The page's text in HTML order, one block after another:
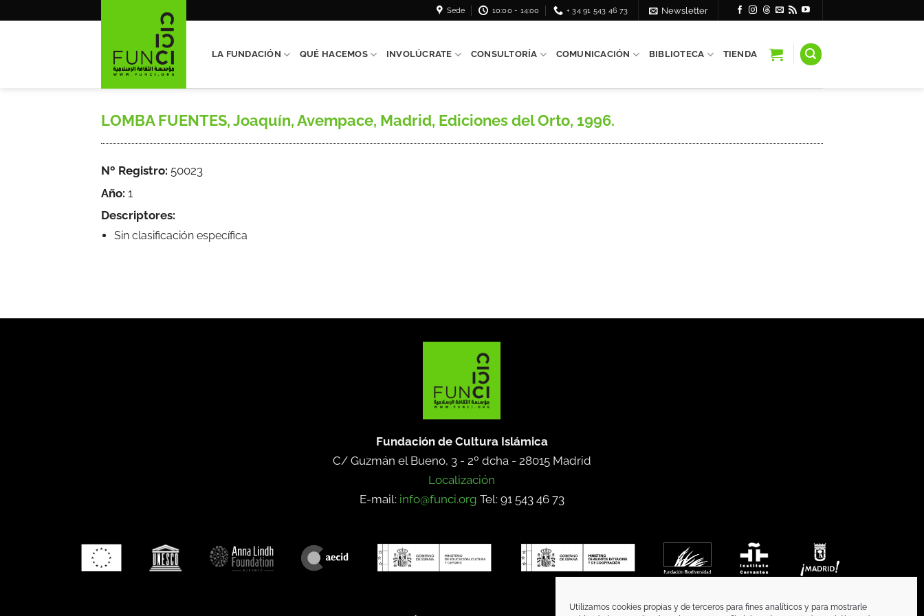
Utilizamos cookies propias y de terceros para fines analíticos y para mostrarle
Sede 10:00 - 14:00 + 34 91 543 46 73 Newsletter
LA FUNDACIÓN QUÉ HACEMOS INVOLÚCRATE CONSULTORÍA COMUNICACIÓN BIBLIOTECA TIENDA
LOMBA FUENTES, Joaquín, Avempace, Madrid, Ediciones del Orto, 1996.
Nº Registro: 50023
Año: 1
Descriptores:
Sin clasificación específica
Fundación de Cultura Islámica
C/ Guzmán el Bueno, 3 - 2º dcha - 28015 Madrid
Localización
E-mail: info@funci.org Tel: 91 543 46 73